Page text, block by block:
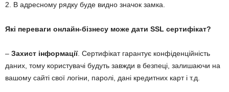
2. В адресному рядку буде видно значок замка.
Які переваги онлайн-бізнесу може дати SSL сертифікат?
– Захист інформації. Сертифікат гарантує конфіденційність
даних, тому користувачі будуть завжди в безпеці, залишаючи на
вашому сайті свої логіни, паролі, дані кредитних карт і т.д.